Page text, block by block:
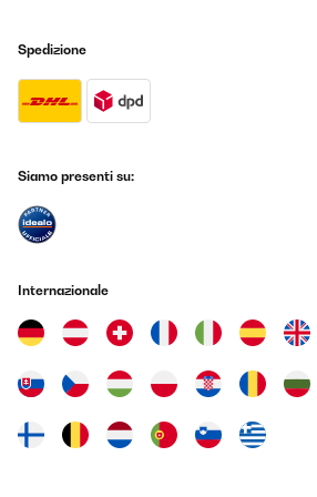
Spedizione
Siamo presenti su:
Internazionale